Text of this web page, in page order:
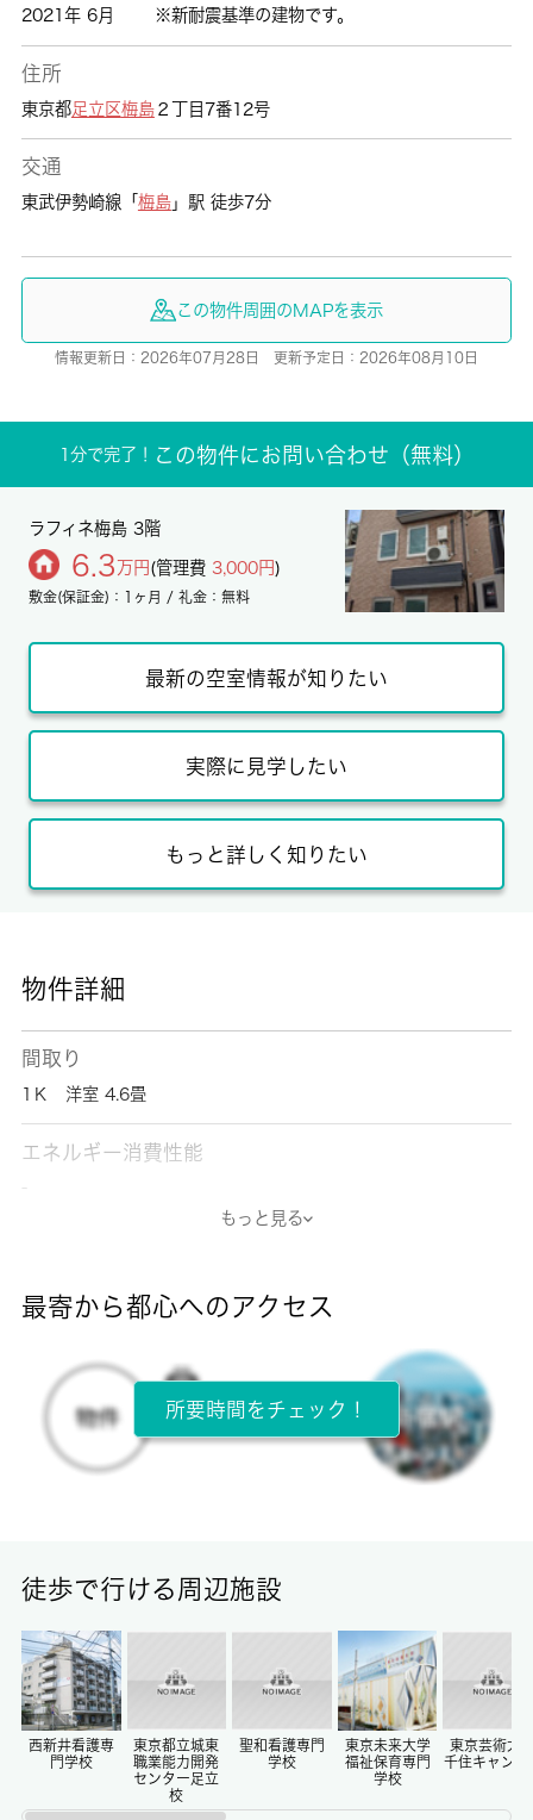
2021年 6月 ※新耐震基準の建物です。
住所
東京都足立区梅島２丁目7番12号
交通
東武伊勢崎線「 梅島」駅 徒歩7分
この物件周囲のMAPを表示
情報更新日：2026年07月28日 更新予定日：2026年08月10日
1分で完了！ この物件にお問い合わせ（無料）
ラフィネ梅島 3階
6.3 万円 (管理費 3,000円)
敷金(保証金)：1ヶ月 / 礼金：無料
最新の空室情報が知りたい
実際に見学したい
もっと詳しく知りたい
物件詳細
間取り
1Ｋ 洋室 4.6畳
エネルギー消費性能
-
所在階
3階 / 3階建
0ヶ月
償却/敷引
-/-
もっと見る
最寄から都心へのアクセス
所要時間をチェック！
徒歩で行ける周辺施設
西新井看護専
門学校
東京都立城東
職業能力開発
センター足立
校
聖和看護専門
学校
東京未来大学
福祉保育専門
学校
東京芸術大
千住キャンパ